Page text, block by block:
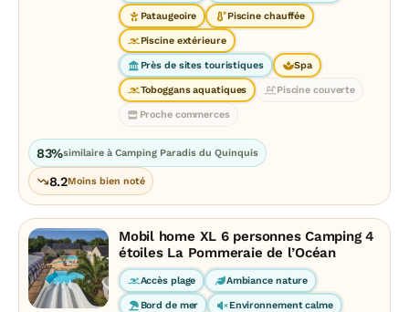
Pataugeoire Piscine chauffée
Piscine extérieure
Près de sites touristiques Spa
Toboggans aquatiques Piscine couverte
Proche commerces
83%similaire à Camping Paradis du Quinquis
8.2Moins bien noté
Mobil home XL 6 personnes Camping 4
étoiles La Pommeraie de l’Océan
Accès plage Ambiance nature
Bord de mer Environnement calme